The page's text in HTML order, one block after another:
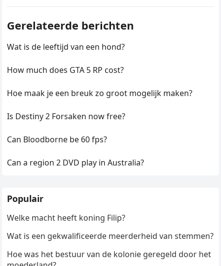
Gerelateerde berichten
Wat is de leeftijd van een hond?
How much does GTA 5 RP cost?
Hoe maak je een breuk zo groot mogelijk maken?
Is Destiny 2 Forsaken now free?
Can Bloodborne be 60 fps?
Can a region 2 DVD play in Australia?
Populair
Welke macht heeft koning Filip?
Wat is een gekwalificeerde meerderheid van stemmen?
Hoe was het bestuur van de kolonie geregeld door het